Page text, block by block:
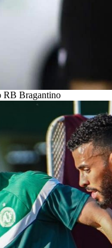
RB Bragantino